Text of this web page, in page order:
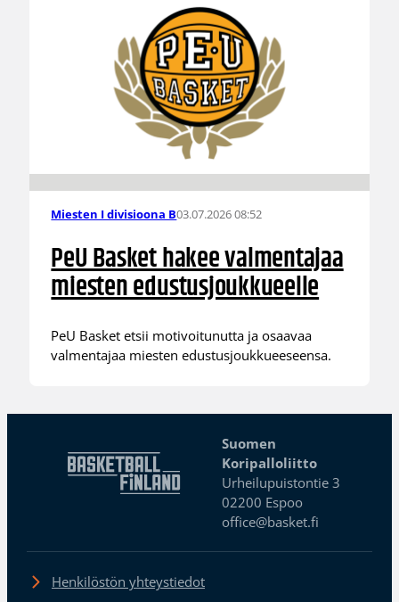
Miesten I divisioona B03.07.2026 08:52
PeU Basket hakee valmentajaa
miesten edustusjoukkueelle
PeU Basket etsii motivoitunutta ja osaavaa
valmentajaa miesten edustusjoukkueeseensa.
Suomen
Koripalloliitto
Urheilupuistontie 3
02200 Espoo
office@basket.fi
Henkilöstön yhteystiedot